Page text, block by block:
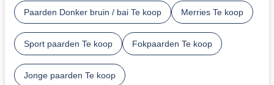
Paarden Donker bruin / bai Te koop Merries Te koop
Sport paarden Te koop Fokpaarden Te koop
Jonge paarden Te koop